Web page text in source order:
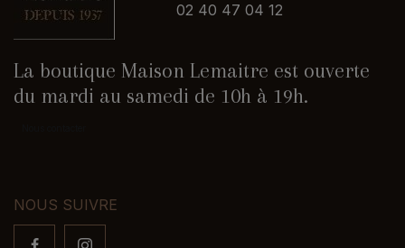
02 40 47 04 12
La boutique Maison Lemaitre est ouverte
du mardi au samedi de 10h à 19h.
NOUS SUIVRE